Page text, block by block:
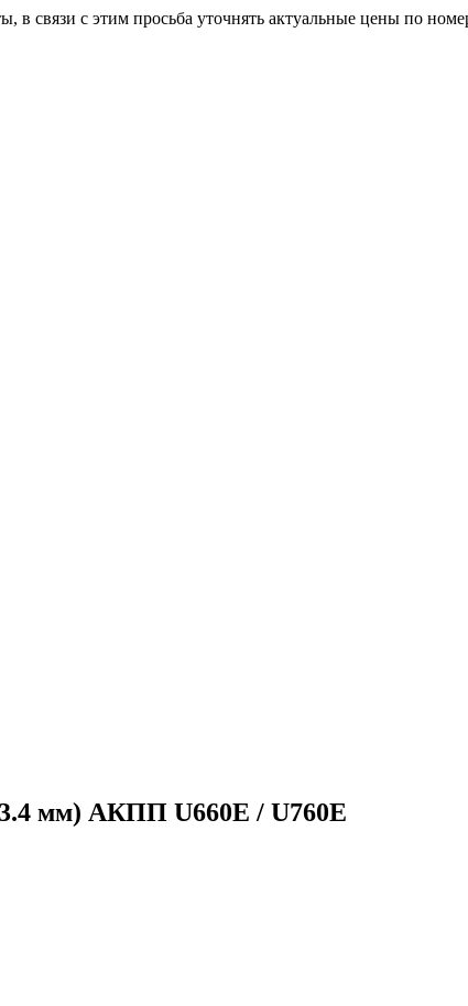
в связи с этим просьба уточнять актуальные цены по
мм) АКПП U660E / U760E